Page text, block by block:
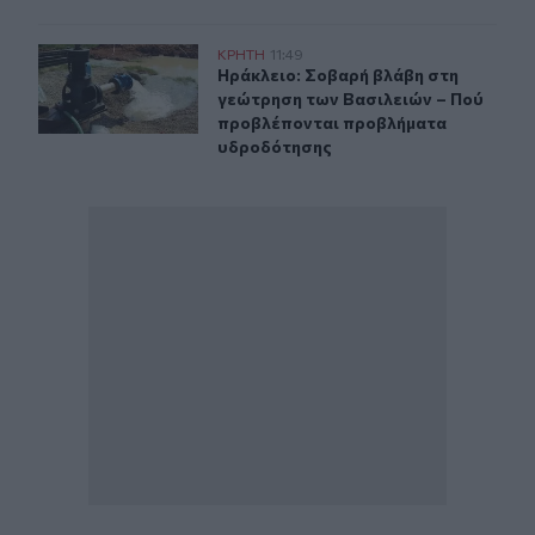
Ηράκλειο: Σοβαρή βλάβη στη γεώτρηση των
ΚΡΗΤΗ 11:49
Ηράκλειο: Σοβαρή βλάβη στη
Ηράκλειο: Σοβαρή βλάβη στη
γεώτρηση των Βασιλειών – Πού
προβλέπονται προβλήματα
υδροδότησης